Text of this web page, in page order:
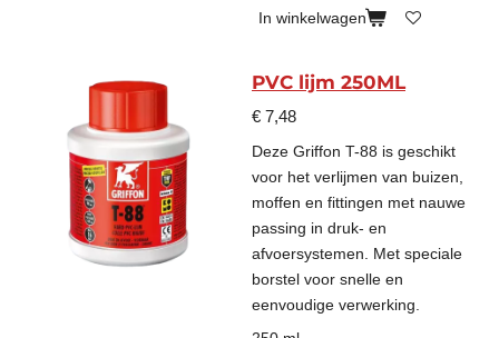
In winkelwagen
PVC lijm 250ML
€ 7,48
Deze Griffon T-88 is geschikt
voor het verlijmen van buizen,
moffen en fittingen met nauwe
passing in druk- en
afvoersystemen. Met speciale
borstel voor snelle en
eenvoudige verwerking.